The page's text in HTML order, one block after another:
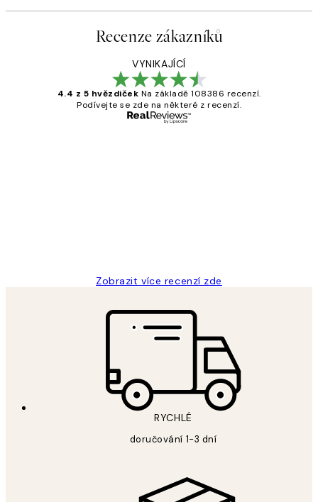
Recenze zákazníků
VYNIKAJÍCÍ
4.4 z 5 hvězdiček Na základě 108386 recenzí.
Podívejte se zde na některé z recenzí.
Zobrazit více recenzí zde
RYCHLÉ
doručování 1-3 dní